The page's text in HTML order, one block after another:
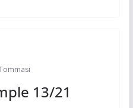
13/21